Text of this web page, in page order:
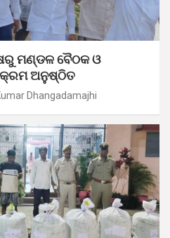
ମଣ୍ଡଳ ବୈଠକ ଓ
ଅନୁଷ୍ଠିତ
Dhangadamajhi